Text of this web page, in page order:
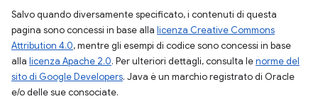
Salvo quando diversamente specificato, i contenuti di questa
pagina sono concessi in base alla licenza Creative Commons
Attribution 4.0, mentre gli esempi di codice sono concessi in base
alla licenza Apache 2.0. Per ulteriori dettagli, consulta lenorme del
sito di Google Developers. Java è un marchio registrato di Oracle
e/o delle sue consociate.